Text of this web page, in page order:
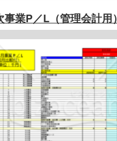
業P／L（管理会計用）